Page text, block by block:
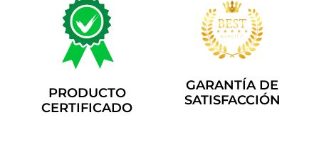
PRODUCTO
CERTIFICADO
GARANTÍA DE
SATISFACCIÓN